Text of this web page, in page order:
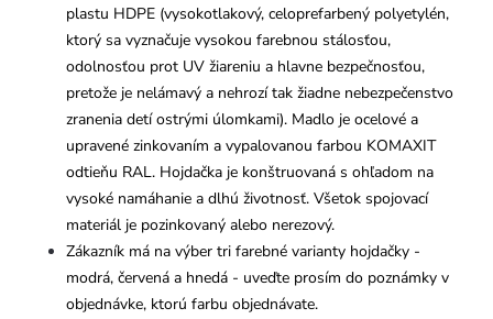
plastu HDPE (vysokotlakový, celoprefarbený polyetylén,
ktorý sa vyznačuje vysokou farebnou stálosťou,
odolnosťou prot UV žiareniu a hlavne bezpečnosťou,
pretože je nelámavý a nehrozí tak žiadne nebezpečenstvo
zranenia detí ostrými úlomkami). Madlo je ocelové a
upravené zinkovaním a vypalovanou farbou KOMAXIT
odtieňu RAL. Hojdačka je konštruovaná s ohľadom na
vysoké namáhanie a dlhú životnosť. Všetok spojovací
materiál je pozinkovaný alebo nerezový.
Zákazník má na výber tri farebné varianty hojdačky -
modrá, červená a hnedá - uveďte prosím do poznámky v
objednávke, ktorú farbu objednávate.